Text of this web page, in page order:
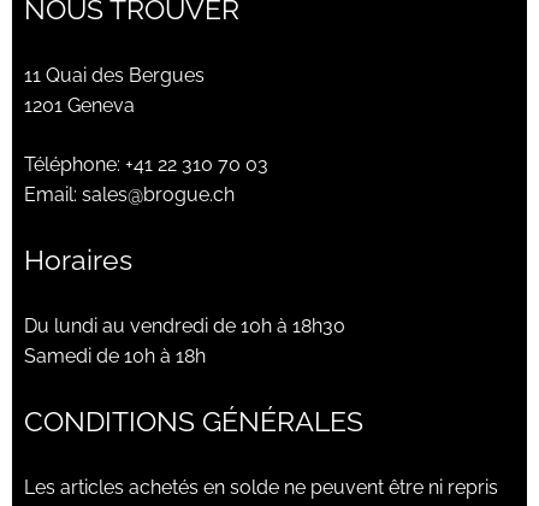
NOUS TROUVER
11 Quai des Bergues
1201 Geneva
Téléphone: +41 22 310 70 03
Email: sales@brogue.ch
Horaires
Du lundi au vendredi de 10h à 18h30
Samedi de 10h à 18h
CONDITIONS GÉNÉRALES
Les articles achetés en solde ne peuvent être ni repris